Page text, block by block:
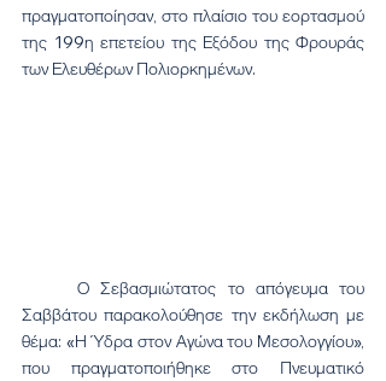
πραγματοποίησαν, στο πλαίσιο του εορτασμού
της 199η επετείου της Εξόδου της Φρουράς
των Ελευθέρων Πολιορκημένων.
	Ο Σεβασμιώτατος το απόγευμα του
Σαββάτου παρακολούθησε την εκδήλωση με
θέμα: «Η Ύδρα στον Αγώνα του Μεσολογγίου»,
που πραγματοποιήθηκε στο Πνευματικό